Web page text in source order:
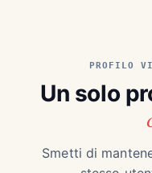
PROFILO
Un solo
Smetti di